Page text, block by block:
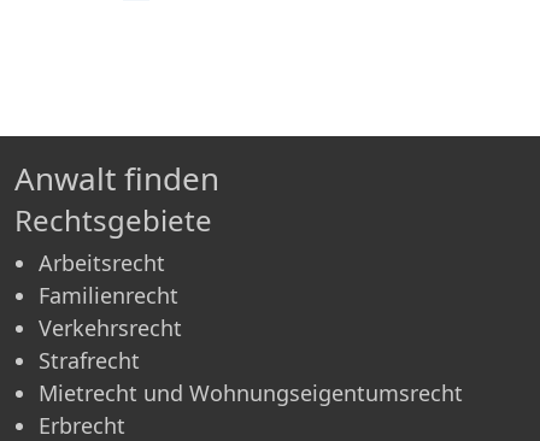
Anwalt finden
Rechtsgebiete
Arbeitsrecht
Familienrecht
Verkehrsrecht
Strafrecht
Mietrecht und Wohnungseigentumsrecht
Erbrecht